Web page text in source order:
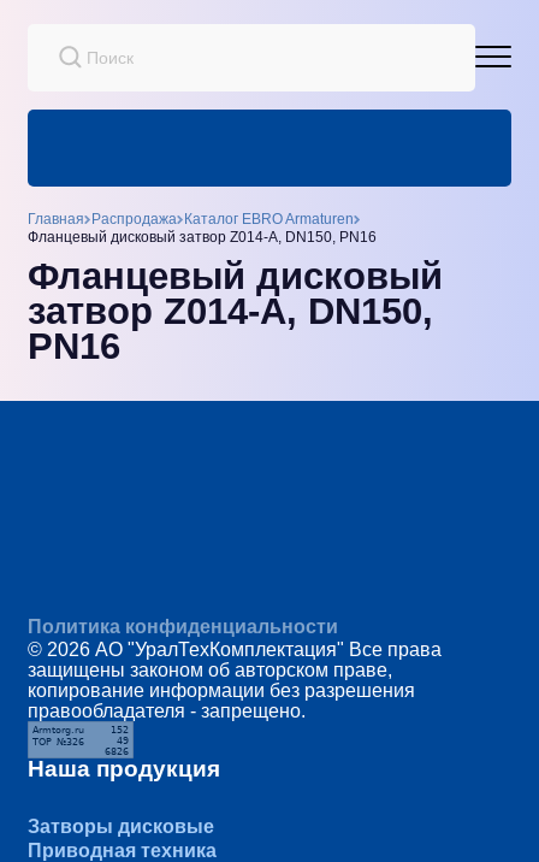
Главная Распродажа Каталог EBRO Armaturen
Фланцевый дисковый затвор Z014-A, DN150, PN16
Фланцевый дисковый
затвор Z014-A, DN150,
PN16
Политика конфиденциальности
© 2026 АО "УралТехКомплектация" Все права
защищены законом об авторском праве,
копирование информации без разрешения
правообладателя - запрещено.
Наша продукция
Затворы дисковые
Приводная техника